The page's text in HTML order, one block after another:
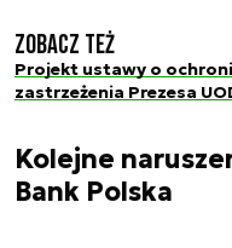
Zobacz też
Projekt ustawy o
zastrzeżenia Prezesa
Kolejne
Bank Polska